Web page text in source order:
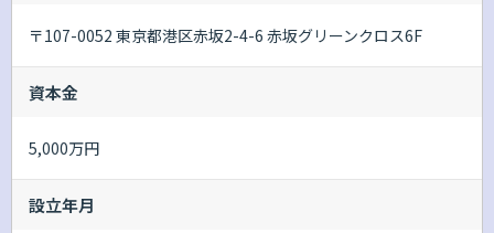
〒107-0052 東京都港区赤坂2-4-6 赤坂グリーンクロス6F
資本金
5,000万円
設立年月